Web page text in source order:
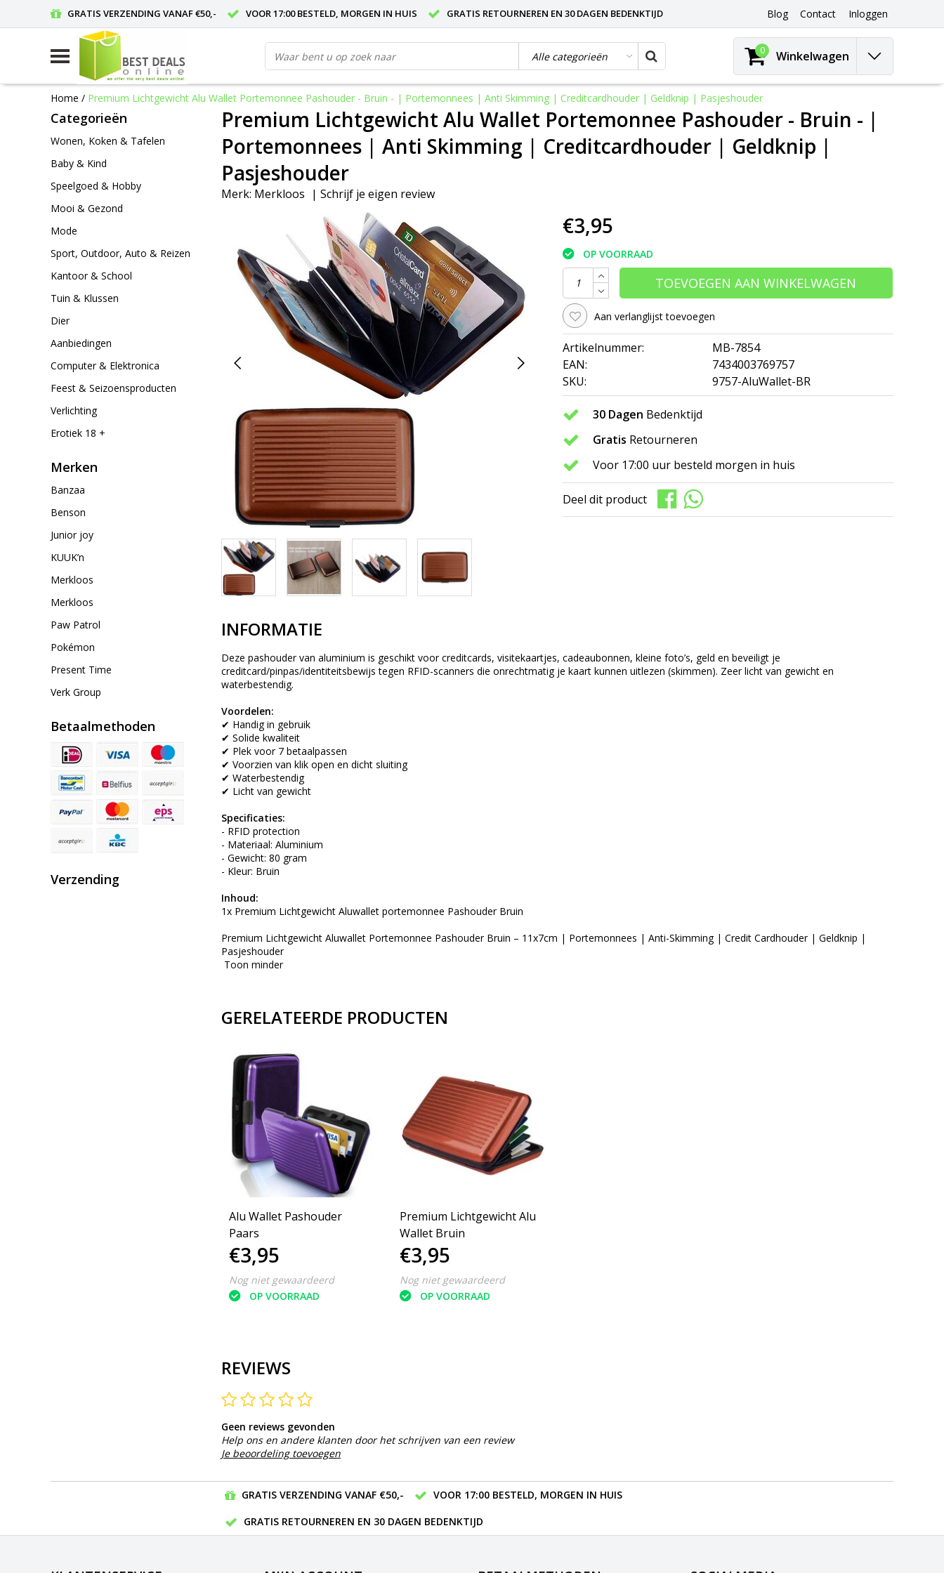
GRATIS VERZENDING VANAF €50,- VOOR 17:00 BESTELD, MORGEN IN HUIS GRATIS RETOURNEREN EN 30 DAGEN BEDENKTIJD Blog Contact Inloggen
0 Winkelwagen
Home / Premium Lichtgewicht Alu Wallet Portemonnee Pashouder - Bruin - | Portemonnees | Anti Skimming | Creditcardhouder | Geldknip | Pasjeshouder
Categorieën
Wonen, Koken & Tafelen
Baby & Kind
Speelgoed & Hobby
Mooi & Gezond
Mode
Sport, Outdoor, Auto & Reizen
Kantoor & School
Tuin & Klussen
Dier
Aanbiedingen
Computer & Elektronica
Feest & Seizoensproducten
Verlichting
Erotiek 18 +
Merken
Banzaa
Benson
Junior joy
KUUK’n
Merkloos
Merkloos
Paw Patrol
Pokémon
Present Time
Verk Group
Betaalmethoden
Verzending
Premium Lichtgewicht Alu Wallet Portemonnee Pashouder - Bruin - |
Portemonnees | Anti Skimming | Creditcardhouder | Geldknip |
Pasjeshouder
Merk: Merkloos | Schrijf je eigen review
€3,95
OP VOORRAAD
TOEVOEGEN AAN WINKELWAGEN
Aan verlanglijst toevoegen
Artikelnummer:
MB-7854
EAN:
7434003769757
SKU:
9757-AluWallet-BR
30 Dagen Bedenktijd
Gratis Retourneren
Voor 17:00 uur besteld morgen in huis
Deel dit product
INFORMATIE
Deze pashouder van aluminium is geschikt voor creditcards, visitekaartjes, cadeaubonnen, kleine foto’s, geld en beveiligt je
creditcard/pinpas/identiteitsbewijs tegen RFID-scanners die onrechtmatig je kaart kunnen uitlezen (skimmen). Zeer licht van gewicht en
waterbestendig.
Voordelen:
✔ Handig in gebruik
✔ Solide kwaliteit
✔ Plek voor 7 betaalpassen
✔ Voorzien van klik open en dicht sluiting
✔ Waterbestendig
✔ Licht van gewicht
Specificaties:
- RFID protection
- Materiaal: Aluminium
- Gewicht: 80 gram
- Kleur: Bruin
Inhoud:
1x Premium Lichtgewicht Aluwallet portemonnee Pashouder Bruin
Premium Lichtgewicht Aluwallet Portemonnee Pashouder Bruin – 11x7cm | Portemonnees | Anti-Skimming | Credit Cardhouder | Geldknip |
Pasjeshouder
Toon minder
GERELATEERDE PRODUCTEN
Alu Wallet Pashouder
Paars
€3,95
Nog niet gewaardeerd
OP VOORRAAD
Premium Lichtgewicht Alu
Wallet Bruin
€3,95
Nog niet gewaardeerd
OP VOORRAAD
REVIEWS
Geen reviews gevonden
Help ons en andere klanten door het schrijven van een review
Je beoordeling toevoegen
GRATIS VERZENDING VANAF €50,-
VOOR 17:00 BESTELD, MORGEN IN HUIS
GRATIS RETOURNEREN EN 30 DAGEN BEDENKTIJD